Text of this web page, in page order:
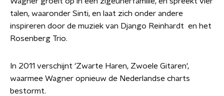
talen, waaronder Sinti, en laat zich onder andere
inspireren door de muziek van Django Reinhardt en het
Rosenberg Trio.
In 2011 verschijnt 'Zwarte Haren, Zwoele Gitaren',
waarmee Wagner opnieuw de Nederlandse charts
bestormt.